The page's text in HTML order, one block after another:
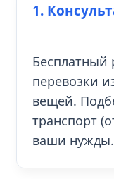
1.
Бесплатный
перевозки
вещей.
транспорт
ваши нужды.